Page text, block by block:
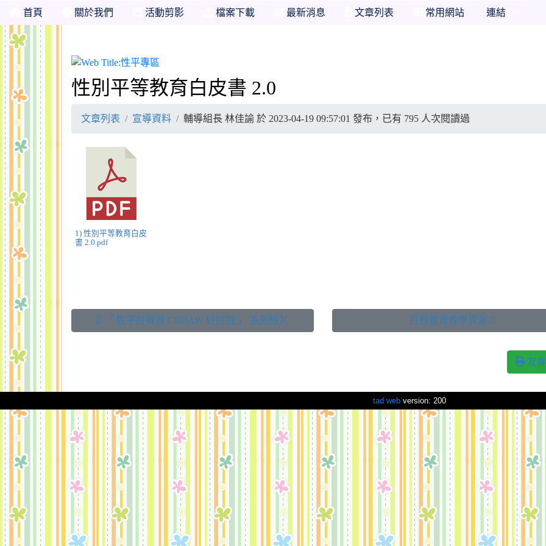
首頁 關於我們 活動剪影 檔案下載 最新消息 文章列表 常用網站 連結
性別平等教育白皮書 2.0
文章列表 宣導資料 輔導組長 林佳諭 於 2023-04-19 09:57:01 發布，已有 795 人次閱讀過
1) 性別平等教育白皮
書 2.0.pdf
 「 性平好聲音 CEDAW 好好說 」 系列短片 月經教育教學資源 
友
tad web version: 200